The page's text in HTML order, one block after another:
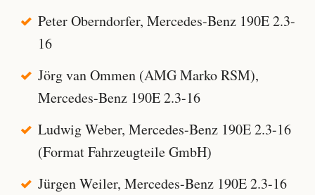
Peter Oberndorfer, Mercedes-Benz 190E 2.3-
16
Jörg van Ommen (AMG Marko RSM),
Mercedes-Benz 190E 2.3-16
Ludwig Weber, Mercedes-Benz 190E 2.3-16
(Format Fahrzeugteile GmbH)
Jürgen Weiler, Mercedes-Benz 190E 2.3-16